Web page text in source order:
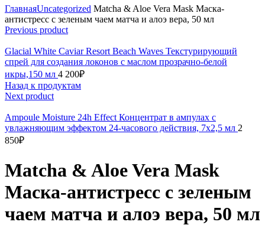
ГлавнаяUncategorized Matcha & Aloe Vera Mask Маска-
антистресс с зеленым чаем матча и алоэ вера, 50 мл
Previous product
Glacial White Caviar Resort Beach Waves Текстурирующий
спрей для создания локонов с маслом прозрачно-белой
икры,150 мл 4 200₽
Назад к продуктам
Next product
Ampoule Moisture 24h Effect Концентрат в ампулах с
увлажняющим эффектом 24-часового действия, 7х2,5 мл 2
850₽
Matcha & Aloe Vera Mask
Маска-антистресс с зеленым
чаем матча и алоэ вера, 50 мл